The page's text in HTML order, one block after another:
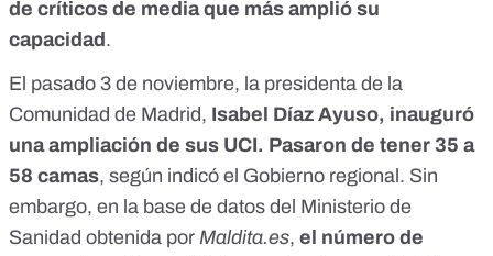
de críticos de media que más amplió su
capacidad .
El pasado 3 de noviembre, la presidenta de la
Comunidad de Madrid, Isabel Díaz Ayuso, inauguró
una ampliación de sus UCI. Pasaron de tener 35 a
58 camas, según indicó el Gobierno regional . Sin
embargo, en la base de datos del Ministerio de
Sanidad obtenida por Maldita.es, el número de